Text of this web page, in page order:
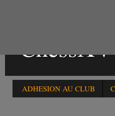
ChessXV
ADHESION AU CLUB